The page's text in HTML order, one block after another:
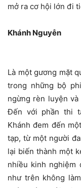
mở ra cơ hội lớn đi
Khánh Nguyễn
Là một gương mặt
trong những bộ
ngừng rèn luyện
Đến với phần thi
Khánh đem đến
tạp, từ một người
lại biến thành một
nhiều kinh nghiệm
như trên không